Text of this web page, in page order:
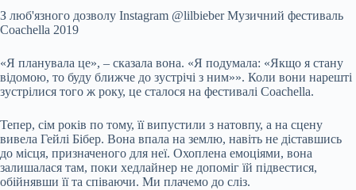
З люб'язного дозволу Instagram @lilbieberМузичний фестиваль
Coachella 2019
«Я планувала це», – сказала вона. «Я подумала: «Якщо я стану
відомою, то буду ближче до зустрічі з ним»». Коли вони нарешті
зустрілися того ж року, це сталося на фестивалі Coachella.
Тепер, сім років по тому, її випустили з натовпу, а на сцену
вивела Гейлі Бібер. Вона впала на землю, навіть не діставшись
до місця, призначеного для неї. Охоплена емоціями, вона
залишалася там, поки хедлайнер не допоміг їй підвестися,
обійнявши її та співаючи. Ми плачемо до сліз.